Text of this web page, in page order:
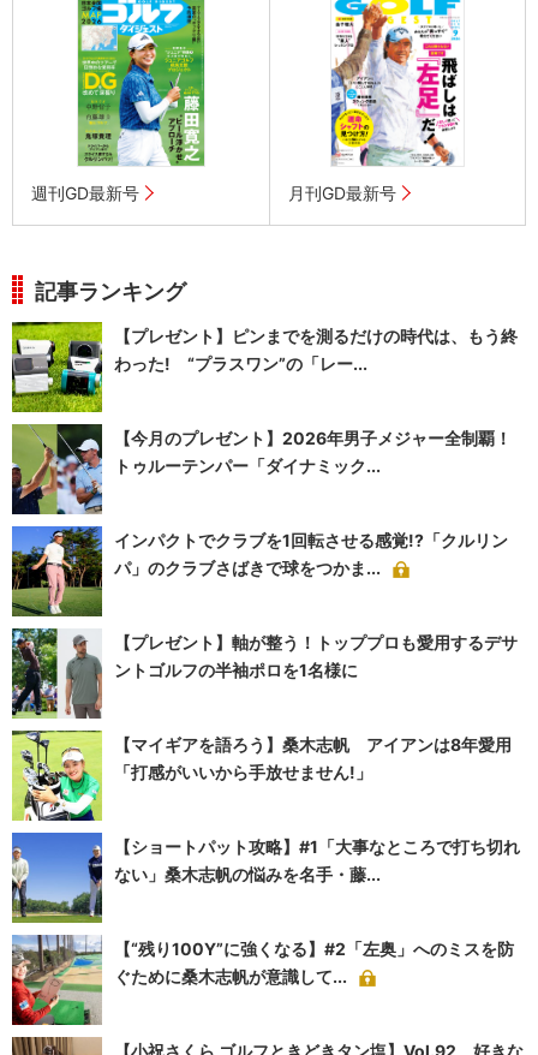
週刊GD最新号 月刊GD最新号
記事ランキング
【プレゼント】ピンまでを測るだけの時代は、もう終
わった! “プラスワン”の「レー...
【今月のプレゼント】2026年男子メジャー全制覇！
トゥルーテンパー「ダイナミック...
インパクトでクラブを1回転させる感覚!?「クルリン
パ」のクラブさばきで球をつかま...
【プレゼント】軸が整う！トッププロも愛用するデサ
ントゴルフの半袖ポロを1名様に
【マイギアを語ろう】桑木志帆 アイアンは8年愛用
「打感がいいから手放せません!」
【ショートパット攻略】#1「大事なところで打ち切れ
ない」桑木志帆の悩みを名手・藤...
【“残り100Y”に強くなる】#2「左奥」へのミスを防
ぐために桑木志帆が意識して...
【小祝さくら ゴルフときどきタン塩】Vol.92 好きな